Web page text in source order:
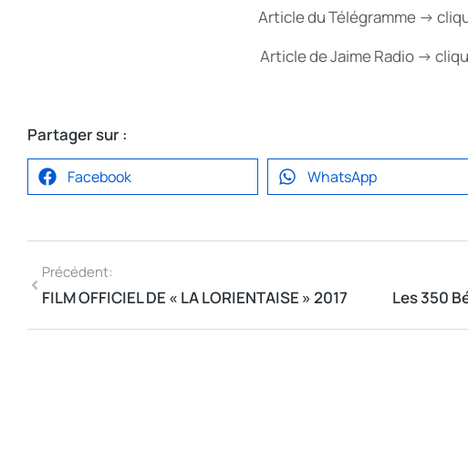
Article du Télégramme ->
Article de Jaime Radio ->
Partager sur :
Facebook WhatsApp
Précédent:
FILM OFFICIEL DE « LA LORIENTAISE » 2017